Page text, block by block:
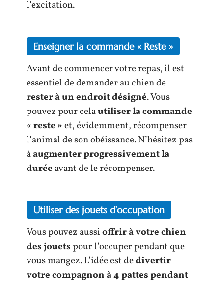
l’excitation.
Enseigner la commande « Reste »
Avant de commencer votre repas, il est
essentiel de demander au chien de
rester à un endroit désigné. Vous
pouvez pour celautiliser la commande
« reste »et, évidemment, récompenser
l’animal de son obéissance. N’hésitez pas
àaugmenter progressivement la
durée avant de le récompenser.
Utiliser des jouets d’occupation
Vous pouvez aussioffrir à votre chien
des jouetspour l’occuper pendant que
vous mangez. L’idée est dedivertir
votre compagnon à 4 pattes pendant